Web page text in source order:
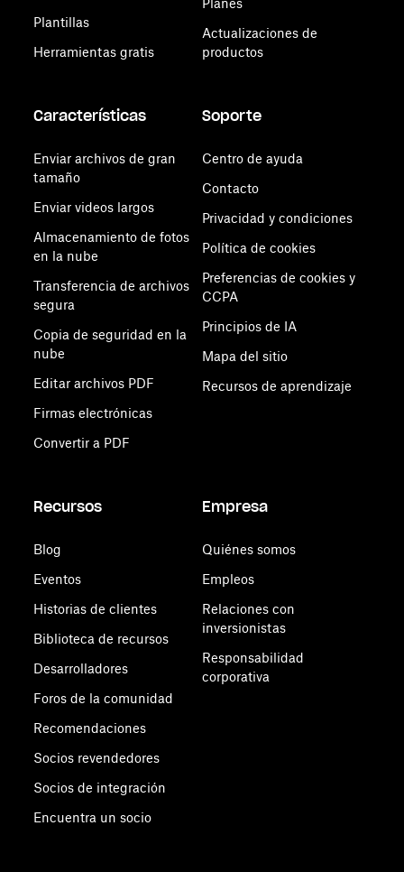
Plantillas
Herramientas gratis
Planes
Actualizaciones de
productos
Características
Enviar archivos de gran
tamaño
Enviar videos largos
Almacenamiento de fotos
en la nube
Transferencia de archivos
segura
Copia de seguridad en la
nube
Editar archivos PDF
Firmas electrónicas
Convertir a PDF
Soporte
Centro de ayuda
Contacto
Privacidad y condiciones
Política de cookies
Preferencias de cookies y
CCPA
Principios de IA
Mapa del sitio
Recursos de aprendizaje
Recursos
Blog
Eventos
Historias de clientes
Biblioteca de recursos
Desarrolladores
Foros de la comunidad
Recomendaciones
Socios revendedores
Socios de integración
Encuentra un socio
Empresa
Quiénes somos
Empleos
Relaciones con
inversionistas
Responsabilidad
corporativa